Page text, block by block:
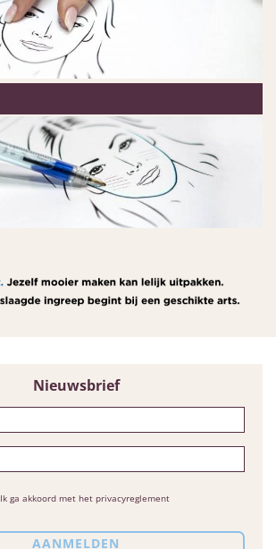
Nieuwsbrief
Ik ga akkoord met het privacyreglement